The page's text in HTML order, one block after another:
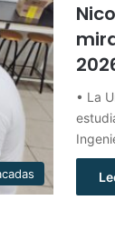
• La